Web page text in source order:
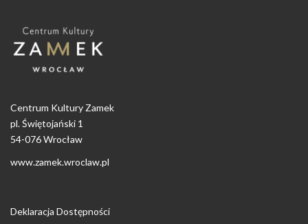
Centrum Kultury Zamek
pl. Świętojański 1
54-076 Wrocław
www.zamek.wroclaw.pl
Deklaracja Dostępności